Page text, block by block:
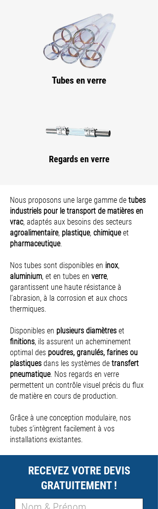
Tubes en verre
Regards en verre
Nous proposons une large gamme de tubes
industriels pour le transport de matières en
vrac, adaptés aux besoins des secteurs
agroalimentaire, plastique, chimiqueet
pharmaceutique.
Nos tubes sont disponibles en inox,
aluminium, et en tubes en verre,
garantissent une haute résistance à
l’abrasion, à la corrosion et aux chocs
thermiques.
Disponibles en plusieurs diamètres et
finitions, ils assurent un acheminement
optimal des poudres, granulés, farines ou
plastiques dans les systèmes de transfert
pneumatique. Nos regards en verre
permettent un contrôle visuel précis du flux
de matière en cours de production.
Grâce à une conception modulaire, nos
tubes s’intègrent facilement à vos
installations existantes.
RECEVEZ VOTRE DEVIS
GRATUITEMENT !